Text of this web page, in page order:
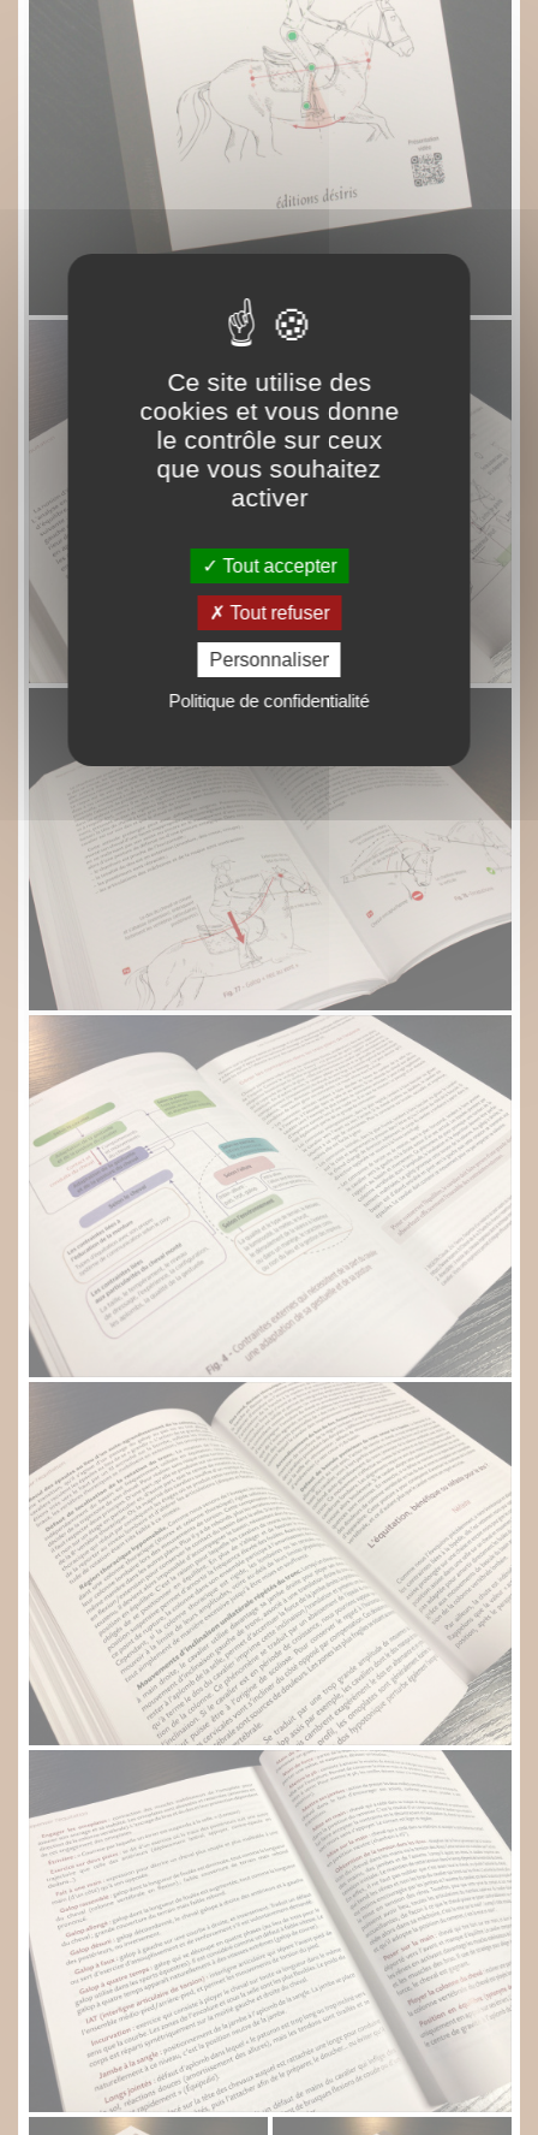
Ce site utilise des
cookies et vous donne
le contrôle sur ceux
que vous souhaitez
activer
Tout accepter
Tout refuser
Personnaliser
Politique de confidentialité